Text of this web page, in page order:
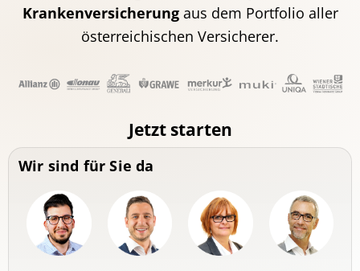
Krankenversicherungaus dem Portfolio aller
österreichischen Versicherer.
Jetzt starten
Wir sind für Sie da